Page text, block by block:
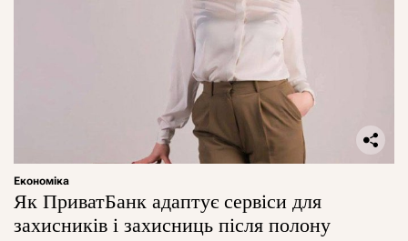
Економіка
Як ПриватБанк адаптує сервіси для
захисників і захисниць після полону